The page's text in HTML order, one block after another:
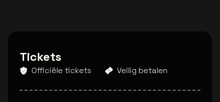
Tickets
Officiële tickets Veilig betalen